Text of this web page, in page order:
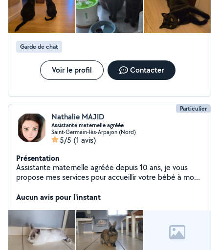
Garde de chat
Voir le profil Contacter
Particulier
Nathalie MAJID
Assistante maternelle agréée
Saint-Germain-lès-Arpajon (Nord)
5/5 (1 avis)
Présentation
Assistante maternelle agréée depuis 10 ans, je vous
propose mes services pour accueillir votre bébé à mon
travaillons en couple avec mon mari, également
peut également vous proposer ses services pour du
baby sitting. Elle sait s'occuper de jeunes enfants, elle
fait ses études dans ce domaine et travaille déjà pour
plusieurs familles. Nous sommes également très
Aucun avis pour l'instant